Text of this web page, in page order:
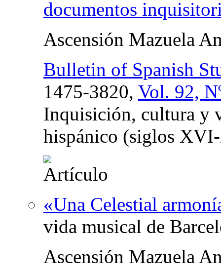
documentos
Ascensión Mazuela
Bulletin of Spanish
1475-3820, Vol. 92,
Inquisición, cultura y
hispánico (siglos
«Una Celestial
vida musical de
Ascensión Mazuela